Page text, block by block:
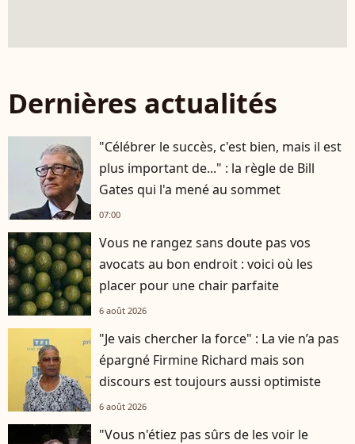
Dernières actualités
"Célébrer le succès, c'est bien, mais il est
plus important de..." : la règle de Bill
Gates qui l'a mené au sommet
07:00
Vous ne rangez sans doute pas vos
avocats au bon endroit : voici où les
placer pour une chair parfaite
6 août 2026
"Je vais chercher la force" : La vie n’a pas
épargné Firmine Richard mais son
discours est toujours aussi optimiste
6 août 2026
"Vous n'étiez pas sûrs de les voir le